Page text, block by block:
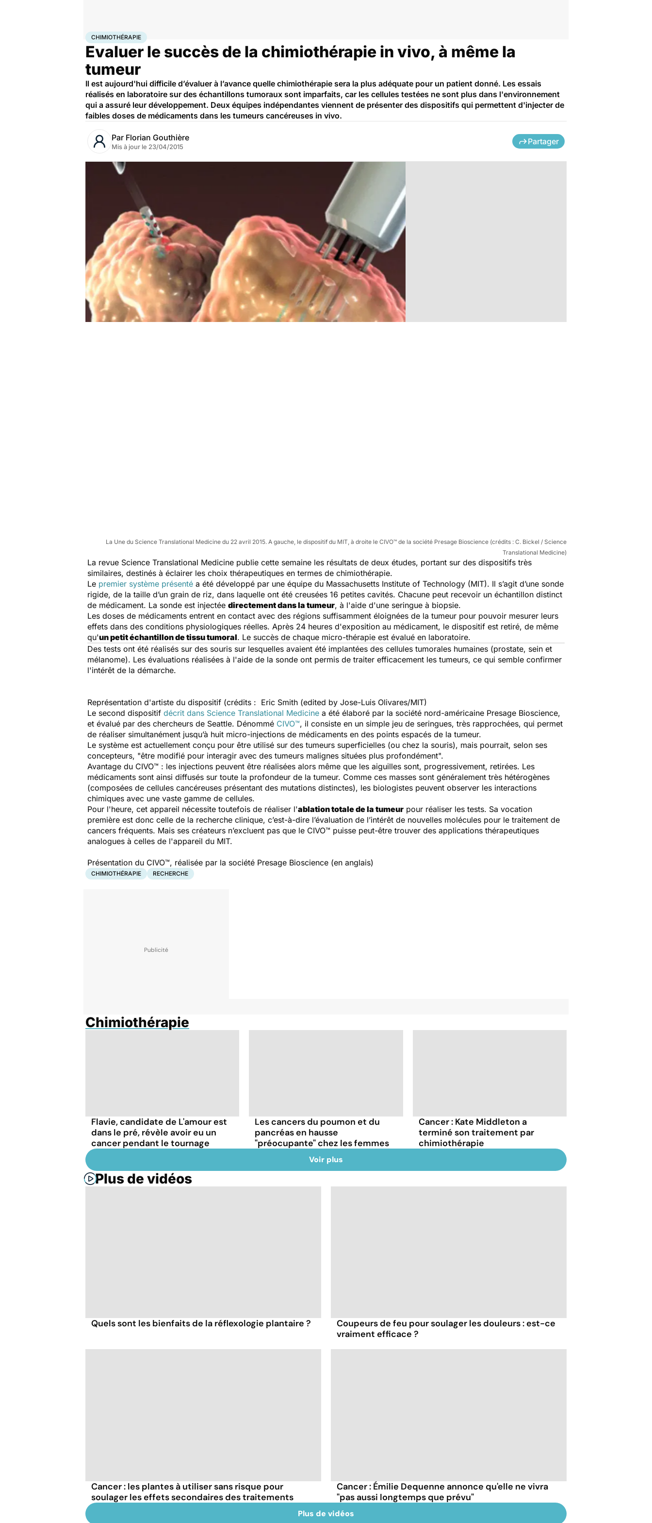
AccueilSantéMaladiesChimiothérapie
CHIMIOTHÉRAPIE
Evaluer le succès de la chimiothérapie in vivo, à même la
tumeur
Il est aujourd'hui difficile d’évaluer à l’avance quelle chimiothérapie sera la plus adéquate pour un patient donné. Les essais
réalisés en laboratoire sur des échantillons tumoraux sont imparfaits, car les cellules testées ne sont plus dans l'environnement
qui a assuré leur développement. Deux équipes indépendantes viennent de présenter des dispositifs qui permettent d'injecter de
faibles doses de médicaments dans les tumeurs cancéreuses in vivo.
Par Florian Gouthière
Mis à jour le 23/04/2015
Partager
La Une du Science Translational Medicine du 22 avril 2015. A gauche, le dispositif du MIT, à droite le CIVO™ de la société Presage Bioscience (crédits : C. Bickel / Science
Translational Medicine)
La revue Science Translational Medicine publie cette semaine les résultats de deux études, portant sur des dispositifs très
similaires, destinés à éclairer les choix thérapeutiques en termes de chimiothérapie.
Le premier système présenté a été développé par une équipe du Massachusetts Institute of Technology (MIT). Il s’agit d’une sonde
rigide, de la taille d’un grain de riz, dans laquelle ont été creusées 16 petites cavités. Chacune peut recevoir un échantillon distinct
de médicament. La sonde est injectée directement dans la tumeur, à l'aide d'une seringue à biopsie.
Les doses de médicaments entrent en contact avec des régions suffisamment éloignées de la tumeur pour pouvoir mesurer leurs
effets dans des conditions physiologiques réelles. Après 24 heures d'exposition au médicament, le dispositif est retiré, de même
qu'un petit échantillon de tissu tumoral. Le succès de chaque micro-thérapie est évalué en laboratoire.
Des tests ont été réalisés sur des souris sur lesquelles avaient été implantées des cellules tumorales humaines (prostate, sein et
mélanome). Les évaluations réalisées à l'aide de la sonde ont permis de traiter efficacement les tumeurs, ce qui semble confirmer
l'intérêt de la démarche.
Représentation d'artiste du dispositif (crédits : Eric Smith (edited by Jose-Luis Olivares/MIT)
Le second dispositif décrit dans Science Translational Medicine a été élaboré par la société nord-américaine Presage Bioscience,
et évalué par des chercheurs de Seattle. Dénommé CIVO™, il consiste en un simple jeu de seringues, très rapprochées, qui permet
de réaliser simultanément jusqu’à huit micro-injections de médicaments en des points espacés de la tumeur.
Le système est actuellement conçu pour être utilisé sur des tumeurs superficielles (ou chez la souris), mais pourrait, selon ses
concepteurs, "être modifié pour interagir avec des tumeurs malignes situées plus profondément".
Avantage du CIVO™ : les injections peuvent être réalisées alors même que les aiguilles sont, progressivement, retirées. Les
médicaments sont ainsi diffusés sur toute la profondeur de la tumeur. Comme ces masses sont généralement très hétérogènes
(composées de cellules cancéreuses présentant des mutations distinctes), les biologistes peuvent observer les interactions
chimiques avec une vaste gamme de cellules.
Pour l'heure, cet appareil nécessite toutefois de réaliser l'ablation totale de la tumeur pour réaliser les tests. Sa vocation
première est donc celle de la recherche clinique, c’est-à-dire l’évaluation de l’intérêt de nouvelles molécules pour le traitement de
cancers fréquents. Mais ses créateurs n’excluent pas que le CIVO™ puisse peut-être trouver des applications thérapeutiques
analogues à celles de l'appareil du MIT.
Présentation du CIVO™, réalisée par la société Presage Bioscience (en anglais)
CHIMIOTHÉRAPIE RECHERCHE
Chimiothérapie
Flavie, candidate de L'amour est
dans le pré, révèle avoir eu un
cancer pendant le tournage
Les cancers du poumon et du
pancréas en hausse
"préocupante" chez les femmes
Cancer : Kate Middleton a
terminé son traitement par
chimiothérapie
Voir plus
Plus de vidéos
Quels sont les bienfaits de la réflexologie plantaire ?
Coupeurs de feu pour soulager les douleurs : est-ce
vraiment efficace ?
Cancer : les plantes à utiliser sans risque pour
soulager les effets secondaires des traitements
Cancer : Émilie Dequenne annonce qu'elle ne vivra
"pas aussi longtemps que prévu"
Plus de vidéos